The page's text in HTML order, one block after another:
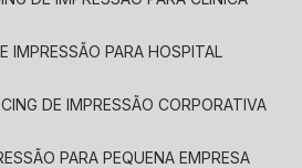
IMPRESSÃO PARA HOSPITAL
DE IMPRESSÃO CORPORATIVA
PARA PEQUENA EMPRESA